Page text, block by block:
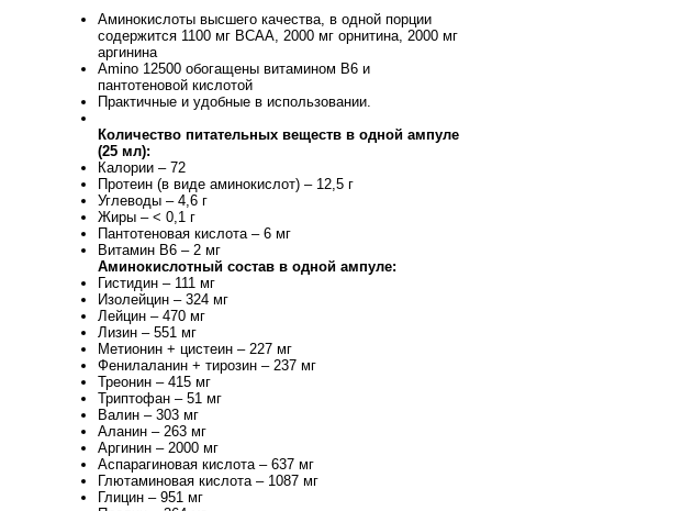
Аминокислоты высшего качества, в одной порции
содержится 1100 мг BCAA, 2000 мг орнитина, 2000 мг
аргинина
Amino 12500 обогащены витамином В6 и
пантотеновой кислотой
Практичные и удобные в использовании.
Количество питательных веществ в одной ампуле
(25 мл):
Калории – 72
Протеин (в виде аминокислот) – 12,5 г
Углеводы – 4,6 г
Жиры – < 0,1 г
Пантотеновая кислота – 6 мг
Витамин В6 – 2 мг
Аминокислотный состав в одной ампуле:
Гистидин – 111 мг
Изолейцин – 324 мг
Лейцин – 470 мг
Лизин – 551 мг
Метионин + цистеин – 227 мг
Фенилаланин + тирозин – 237 мг
Треонин – 415 мг
Триптофан – 51 мг
Валин – 303 мг
Аланин – 263 мг
Аргинин – 2000 мг
Аспарагиновая кислота – 637 мг
Глютаминовая кислота – 1087 мг
Глицин – 951 мг